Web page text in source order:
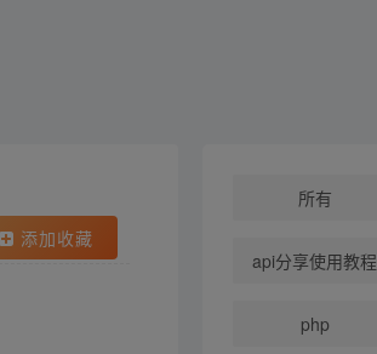
添加收藏
所有
api分享使用教程
php